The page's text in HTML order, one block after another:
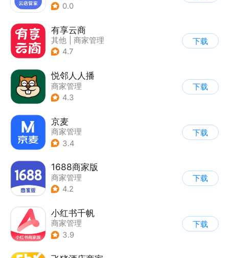
0.0
有享云商
其他
商家管理
4.7
下载
悦邻人人播
商家管理
4.3
下载
京麦
商家管理
3.4
下载
1688商家版
商家管理
4.2
下载
小红书千帆
商家管理
3.9
下载